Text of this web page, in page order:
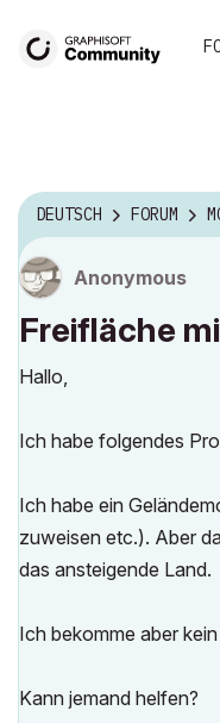
DEUTSCH FORUM
Anonymous
Freifläche
Hallo,
Ich habe folgendes
Ich habe ein
zuweisen etc.). Aber
das ansteigende Land.
Ich bekomme aber
Kann jemand helfen?